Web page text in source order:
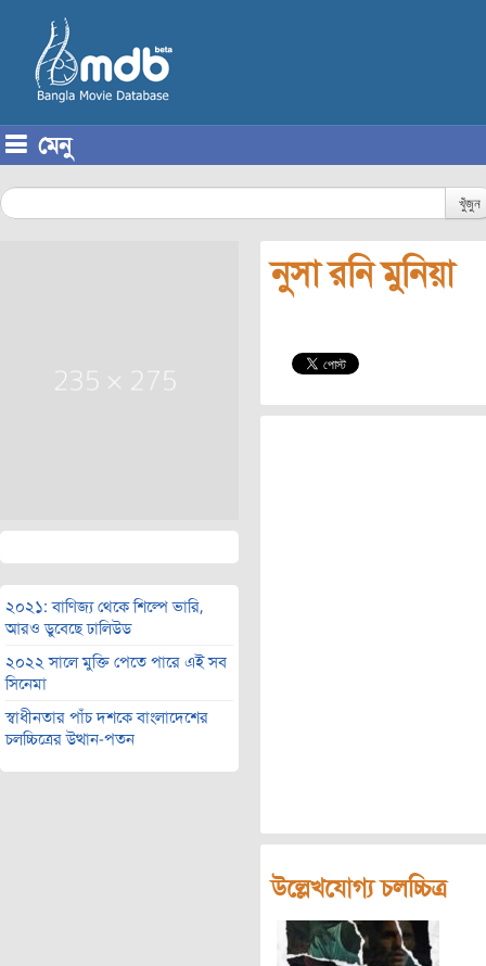
মেনু
খুঁজুন
২০২১: বাণিজ্য থেকে শিল্পে ভারি,
আরও ডুবেছে ঢালিউড
২০২২ সালে মুক্তি পেতে পারে এই সব
সিনেমা
স্বাধীনতার পাঁচ দশকে বাংলাদেশের
চলচ্চিত্রের উত্থান-পতন
নুসা রনি মুনিয়া
উল্লেখযোগ্য চলচ্চিত্র